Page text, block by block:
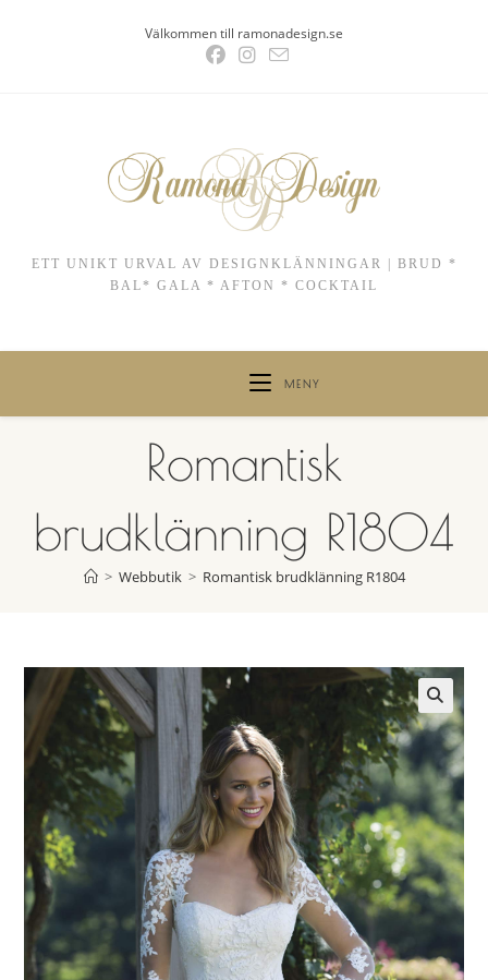
Välkommen till ramonadesign.se
ETT UNIKT URVAL AV DESIGNKLÄNNINGAR | BRUD *
BAL* GALA * AFTON * COCKTAIL
MENY
Romantisk
brudklänning R1804
> Webbutik > Romantisk brudklänning R1804